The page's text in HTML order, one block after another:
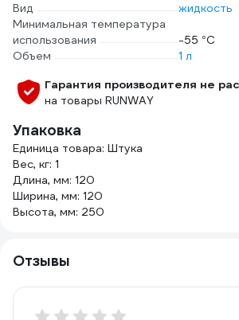
Вид
жидкость
Минимальная температура
использования
-55 °С
Объем
1 л
Гарантия производителя не
на товары RUNWAY
Упаковка
Единица товара: Штука
Вес, кг: 1
Длина, мм: 120
Ширина, мм: 120
Высота, мм: 250
Отзывы